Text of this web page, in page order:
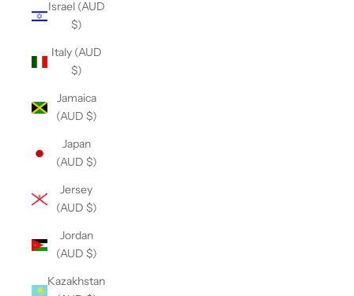
Israel (AUD
$)
Italy (AUD
$)
Jamaica
(AUD $)
Japan
(AUD $)
Jersey
(AUD $)
Jordan
(AUD $)
Kazakhstan